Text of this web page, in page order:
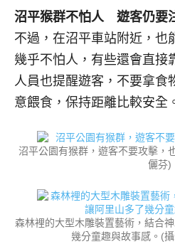
沼平猴群不怕人 遊客仍要
不過，在沼平車站附近，也
幾乎不怕人，有些還會直接
人員也提醒遊客，不要拿食
意餵食，保持距離比較安全
沼平公園有猴群，遊客不要攻擊，
儷芬)
森林裡的大型木雕裝置藝術，結合
幾分童趣與故事感。(